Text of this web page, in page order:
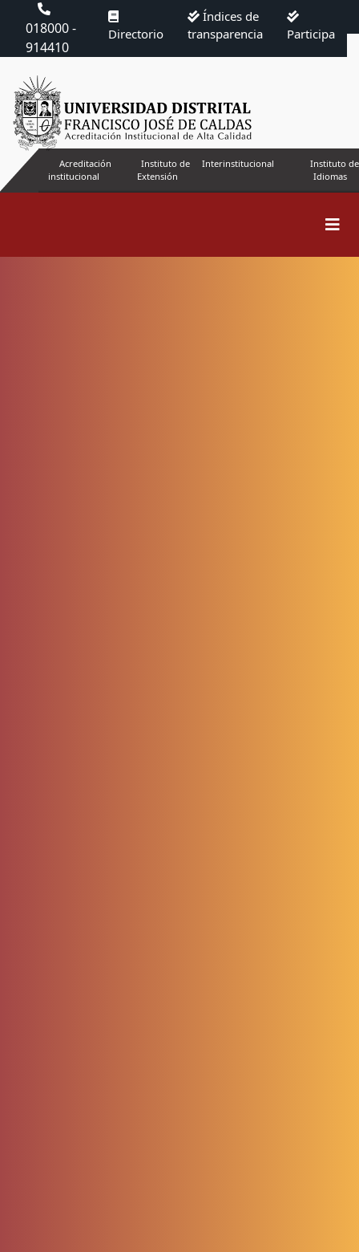
018000 -
914410
Directorio
Índices de
transparencia
Participa
Acreditación
institucional
Instituto de
Extensión
Interinstitucional
Instituto de
Idiomas